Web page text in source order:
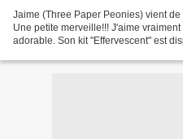
Jaime (Three Paper Peonies) vient
Une petite merveille!!! J'aime
adorable. Son kit "Effervescent" est